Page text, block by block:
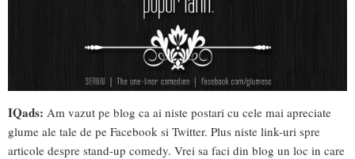
IQads: Am vazut pe blog ca ai niste postari cu cele mai apreciate
glume ale tale de pe Facebook si Twitter. Plus niste link-uri spre
articole despre stand-up comedy. Vrei sa faci din blog un loc in care